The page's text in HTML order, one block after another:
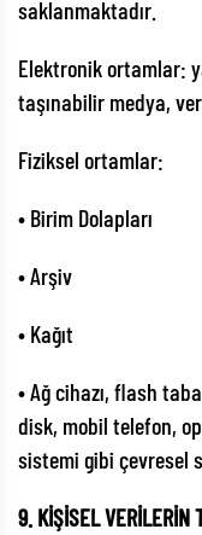
saklanmaktadır.
Elektronik ortamlar:
taşınabilir medya,
Fiziksel ortamlar:
• Birim Dolapları
• Arşiv
• Kağıt
• Ağ cihazı, flash
disk, mobil telefon,
sistemi gibi çevresel
9. KİŞİSEL VERİLERİN